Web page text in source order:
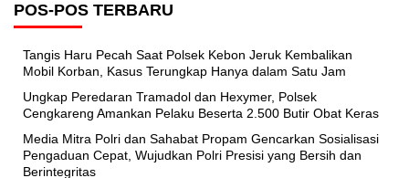
POS-POS TERBARU
Tangis Haru Pecah Saat Polsek Kebon Jeruk Kembalikan
Mobil Korban, Kasus Terungkap Hanya dalam Satu Jam
Ungkap Peredaran Tramadol dan Hexymer, Polsek
Cengkareng Amankan Pelaku Beserta 2.500 Butir Obat Keras
Media Mitra Polri dan Sahabat Propam Gencarkan Sosialisasi
Pengaduan Cepat, Wujudkan Polri Presisi yang Bersih dan
Berintegritas